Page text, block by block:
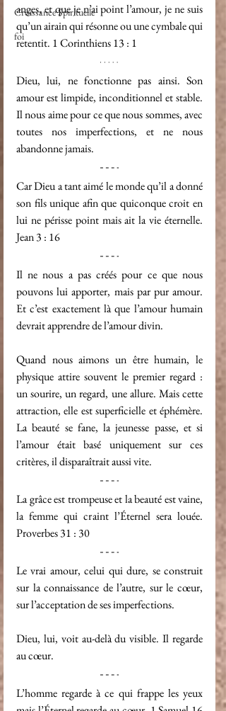
Croissance Spirituelle
foi
anges, et que je n’ai point l’amour, je ne suis
qu’un airain qui résonne ou une cymbale qui
retentit. 1 Corinthiens 13 : 1
Dieu, lui, ne fonctionne pas ainsi. Son
amour est limpide, inconditionnel et stable.
Il nous aime pour ce que nous sommes, avec
toutes nos imperfections, et ne nous
abandonne jamais.
Car Dieu a tant aimé le monde qu’il a donné
son fils unique afin que quiconque croit en
lui ne périsse point mais ait la vie éternelle.
Jean 3 : 16
Il ne nous a pas créés pour ce que nous
pouvons lui apporter, mais par pur amour.
Et c’est exactement là que l’amour humain
devrait apprendre de l’amour divin.
Quand nous aimons un être humain, le
physique attire souvent le premier regard :
un sourire, un regard, une allure. Mais cette
attraction, elle est superficielle et éphémère.
La beauté se fane, la jeunesse passe, et si
l’amour était basé uniquement sur ces
critères, il disparaîtrait aussi vite.
La grâce est trompeuse et la beauté est vaine,
la femme qui craint l’Éternel sera louée.
Proverbes 31 : 30
Le vrai amour, celui qui dure, se construit
sur la connaissance de l’autre, sur le cœur,
sur l’acceptation de ses imperfections.
Dieu, lui, voit au-delà du visible. Il regarde
au cœur.
L’homme regarde à ce qui frappe les yeux